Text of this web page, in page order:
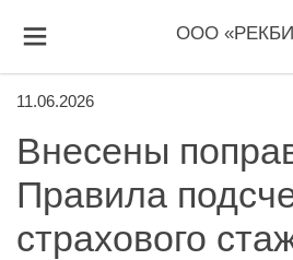
ООО
11.06.2026
Внесены
Правила
страхового